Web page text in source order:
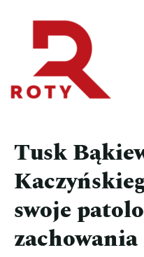
Tusk
swoje
zachowania